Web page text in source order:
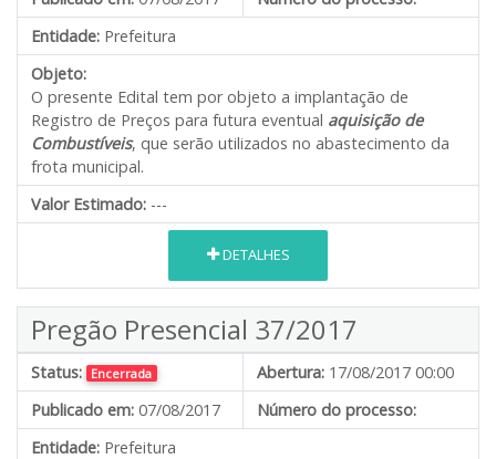
Entidade: Prefeitura
Objeto:
O presente Edital tem por objeto a implantação de
Registro de Preços para futura eventual aquisição de
Combustíveis, que serão utilizados no abastecimento da
frota municipal.
Valor Estimado: ---
DETALHES
Pregão Presencial 37/2017
Status: Encerrada Abertura: 17/08/2017 00:00
Publicado em: 07/08/2017
Número do processo:
Entidade: Prefeitura